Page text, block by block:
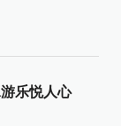
乐悦人心